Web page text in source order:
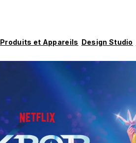
Produits et Appareils Design Studio